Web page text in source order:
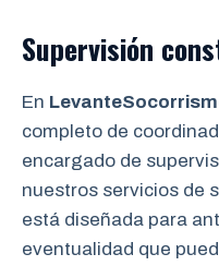
Supervisión
En
completo de
encargado de
nuestros servicios de
está diseñada para
eventualidad que